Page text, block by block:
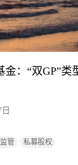
金：“双GP”类
管 私募股权